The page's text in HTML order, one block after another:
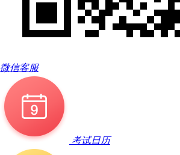
微信客服
考试日历